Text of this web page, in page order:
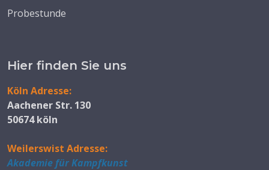
Probestunde
Hier finden Sie uns
Köln Adresse:
Aachener Str. 130
50674 köln
Weilerswist Adresse:
Akademie für Kampfkunst